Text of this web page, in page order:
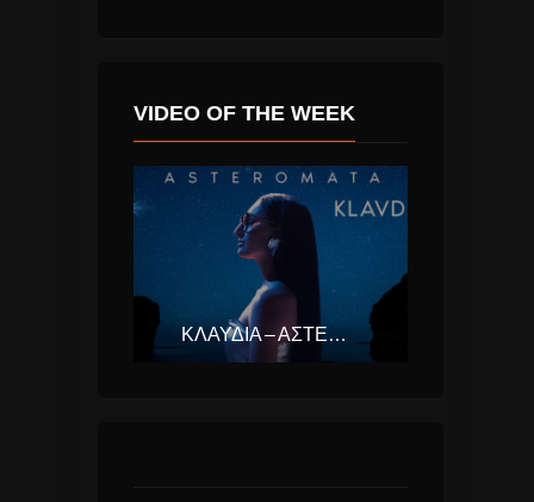
VIDEO OF THE WEEK
ΚΛΑΥΔΊΑ – ΑΣΤΕΡΟΜΆΤΑ (EUROVISION ΕΛΛΆΔΑ 2025)